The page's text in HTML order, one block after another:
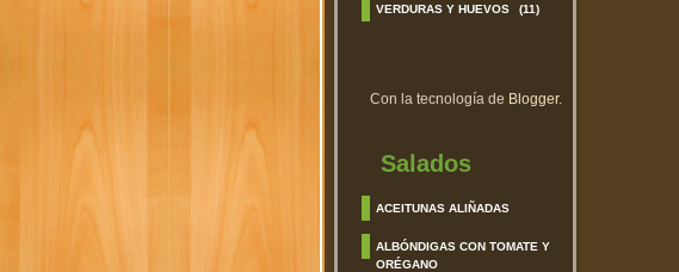
VERDURAS Y HUEVOS (11)
Con la tecnología de Blogger.
Salados
ACEITUNAS ALIÑADAS
ALBÓNDIGAS CON TOMATE Y
ORÉGANO